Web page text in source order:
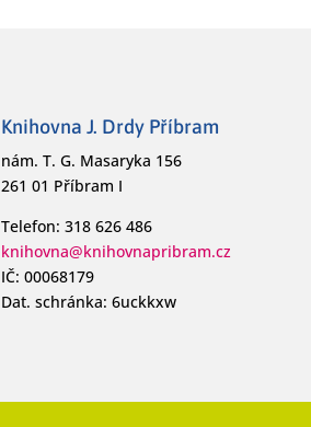
Knihovna J. Drdy Příbram
nám. T. G. Masaryka 156
261 01 Příbram I
Telefon: 318 626 486
knihovna@knihovnapribram.cz
IČ: 00068179
Dat. schránka: 6uckkxw